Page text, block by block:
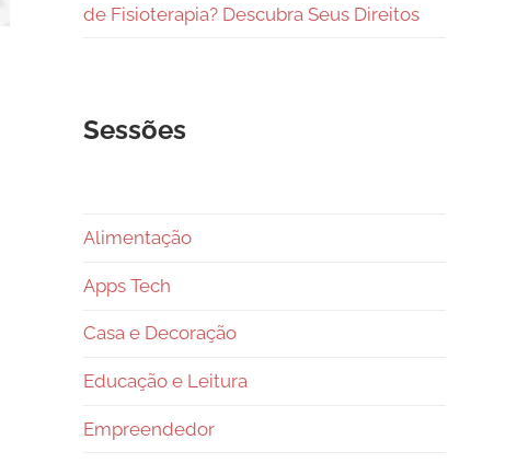
de Fisioterapia? Descubra Seus Direitos
Sessões
Alimentação
Apps Tech
Casa e Decoração
Educação e Leitura
Empreendedor